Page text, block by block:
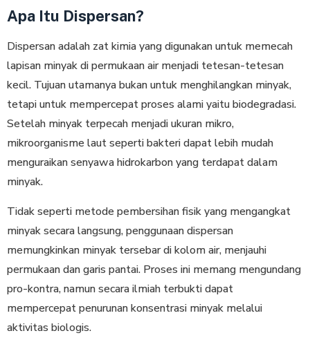
Apa Itu Dispersan?
Dispersan adalah zat kimia yang digunakan untuk memecah
lapisan minyak di permukaan air menjadi tetesan-tetesan
kecil. Tujuan utamanya bukan untuk menghilangkan minyak,
tetapi untuk mempercepat proses alami yaitu biodegradasi.
Setelah minyak terpecah menjadi ukuran mikro,
mikroorganisme laut seperti bakteri dapat lebih mudah
menguraikan senyawa hidrokarbon yang terdapat dalam
minyak.
Tidak seperti metode pembersihan fisik yang mengangkat
minyak secara langsung, penggunaan dispersan
memungkinkan minyak tersebar di kolom air, menjauhi
permukaan dan garis pantai. Proses ini memang mengundang
pro-kontra, namun secara ilmiah terbukti dapat
mempercepat penurunan konsentrasi minyak melalui
aktivitas biologis.